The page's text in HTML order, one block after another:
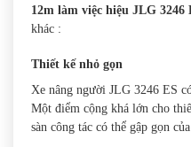
12m làm việc hiệu JLG 3246
khác :
Thiết kế nhỏ gọn
Xe nâng người JLG 3246 ES
Một điểm cộng khá lớn cho
sàn công tác có thể gập gọn